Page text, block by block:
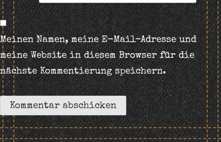
Meinen Namen, meine E-Mail-Adresse und
meine Website in diesem Browser für die
nächste Kommentierung speichern.